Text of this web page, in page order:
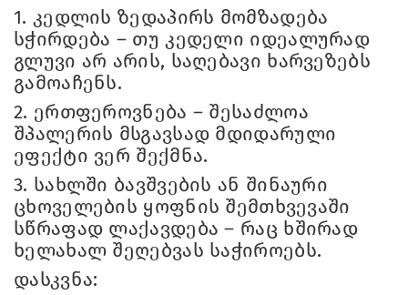
1. კედლის ზედაპირს მომზადება
სჭირდება – თუ კედელი იდეალურად
გლუვი არ არის, საღებავი ხარვეზებს
გამოაჩენს.
2. ერთფეროვნება – შესაძლოა
შპალერის მსგავსად მდიდარული
ეფექტი ვერ შექმნა.
3. სახლში ბავშვების ან შინაური
ცხოველების ყოფნის შემთხვევაში
სწრაფად ლაქავდება – რაც ხშირად
ხელახალ შეღებვას საჭიროებს.
დასკვნა: